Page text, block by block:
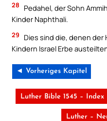
28
Pedahel, der Sohn
Kinder Naphthali.
29
Dies sind die, denen der
Kindern Israel Erbe
◄ Vorheriges Kapitel
Luther Bible 1545 – Index
Luther –